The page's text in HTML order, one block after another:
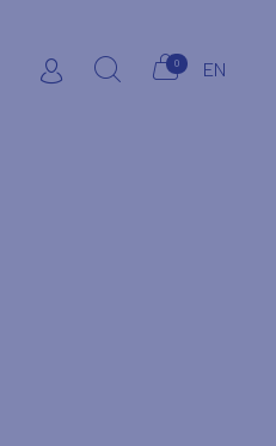
0 EN